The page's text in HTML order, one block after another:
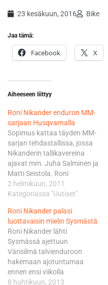
23 kesäkuun, 2016 Bike
Jaa tämä:
Facebook X
Aiheeseen liittyy
Roni Nikander enduron MM-
sarjaan Husqvarnalla
Sopimus kattaa täyden MM-
sarjan tehdastallissa, jossa
Nikanderin tallikavereina
ajavat mm. Juha Salminen ja
Matti Seistola. Roni
tavoittelee menestystä
junioreiden EJ-luokassa
310. "Tämä on ollut
tavoitteena jo useamman
vuoden ja nyt se vihdoin
toteutui!" -totesi Espanjan
harjoitusleiriltä tavoitettu
Nikander tyytyväisenä.
"Sopimus mahdollistaa
2 helmikuun, 2011
Kategoriassa "Uutiset"
Roni Nikander palasi
luottavaisin mielin Sysmästä
Roni Nikander lähti
Sysmässä ajettuun
Värisilmä talvienduroon
hakemaan ajotuntumaa
ennen ensi viikolla
käynnistyvää SM-sarjan
8 huhtikuun, 2013